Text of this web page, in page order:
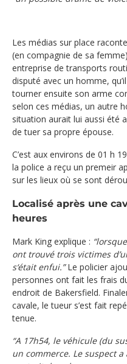
Les médias sur place
(en compagnie de sa
entreprise de transports
disputé avec un homme,
tourner ensuite son arme
selon ces médias, un autre
situation aurait lui aussi été
de tuer sa propre épouse.
C’est aux environs de 01 h
la police a reçu un premeir
sur les lieux où se sont
Localisé après une
heures
Mark King explique :
ont trouvé trois victimes
s‘était enfui.”Le policier
personnes ont fait les frais
endroit de Bakersfield.
cavale, le tueur s’est fait
tenue.
“A 17h54, le véhicule (du
un commerce. Le suspect